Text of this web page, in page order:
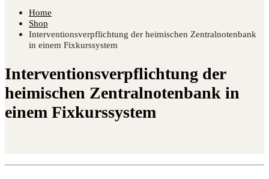
Home
Shop
Interventionsverpflichtung der heimischen Zentralnotenbank
in einem Fixkurssystem
Interventionsverpflichtung der
heimischen Zentralnotenbank in
einem Fixkurssystem